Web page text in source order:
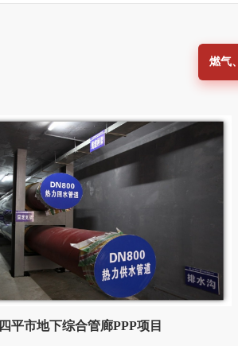
燃气
四平市地下综合管廊PPP项目